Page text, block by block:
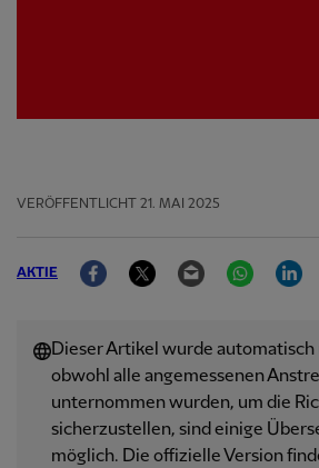
VERÖFFENTLICHT 21. MAI 2025
AKTIE
FacebookTwitter Email
Dieser Artikel wurde automatisch
obwohl alle angemessenen
unternommen wurden, um die
sicherzustellen, sind einige
möglich. Die offizielle Version